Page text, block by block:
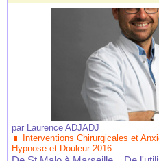
par Laurence ADJADJ
Interventions Chirurgicales et
Hypnose et Douleur 2016